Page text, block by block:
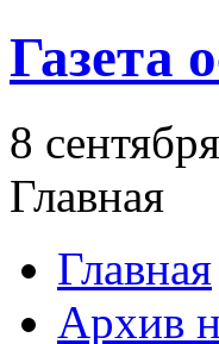
Газета
8
Главная
Главная
Архив